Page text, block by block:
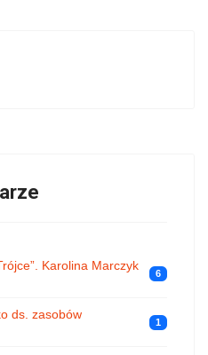
Karolina Marczyk
6
ds. zasobów
1